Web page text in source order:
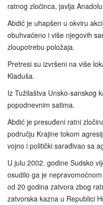
ratnog zločinca, javlja
Abdić je uhapšen u okviru
obuhvaćeno i više njegovih
zloupotrebu položaja.
Pretresi su izvršeni na više
Kladuša.
Iz Tužilaštva Unsko-sanskog
popodnevnim satima.
Abdić je presuđeni ratni
području Krajine tokom
vojno i politički sarađivao sa
U julu 2002. godine Sudsko
osudilo ga je
od 20 godina zatvora zbog
zatvorska kazna u Republici